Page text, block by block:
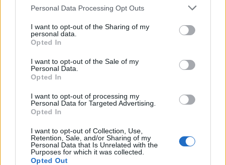
Please note that this website/app uses one or more Google
not limited to your visit or usage behaviour. You may click to
grant or deny consent to Google and its third-party tags to
use your data for below specified purposes in below Google
consent section.
Personal Data Processing Opt Outs
I want to opt-out of the Sharing of my
personal data.
Opted In
I want to opt-out of the Sale of my
Personal Data.
Opted In
I want to opt-out of processing my
Personal Data for Targeted Advertising.
Opted In
I want to opt-out of Collection, Use,
Retention, Sale, and/or Sharing of my
Personal Data that Is Unrelated with the
Purposes for which it was collected.
Opted Out
Αν τα χάσατε